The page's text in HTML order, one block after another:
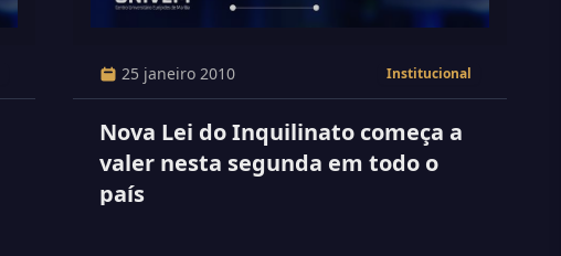
25 janeiro 2010 Institucional
Nova Lei do Inquilinato começa a
valer nesta segunda em todo o
país